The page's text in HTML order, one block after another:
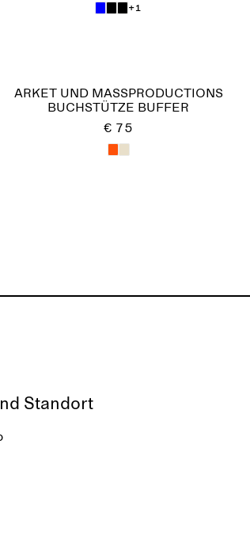
+1
ARKET UND MASSPRODUCTIONS
BUCHSTÜTZE BUFFER
€ 75
Standort